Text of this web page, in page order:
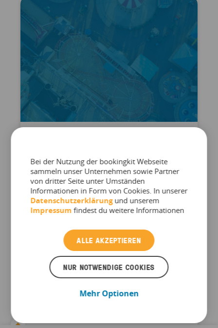
starten
Technologiepartnerschaft für
digitalen Multichannel-
Ticketvertrieb
Deutschlands größter Freizeitpark erweitert
seine digitale Infrastruktur und setzt künftig
auf bookingkit als Technologiepartner für den
Online-Vertrieb von Erlebnissen Der Berliner
Plattformen für Buchung, Vermarktung und
Bei der Nutzung der bookingkit Webseite
sammeln unser Unternehmen sowie Partner
von dritter Seite unter Umständen
Informationen in Form von Cookies. In unserer
Datenschutzerklärungund unserem
Impressum findest du weitere Informationen
ALLE AKZEPTIEREN
NUR NOTWENDIGE COOKIES
Mehr Optionen